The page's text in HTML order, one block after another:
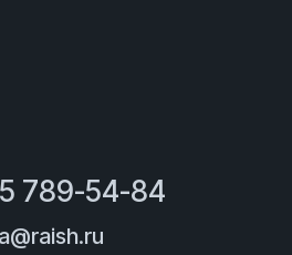
789-54-84